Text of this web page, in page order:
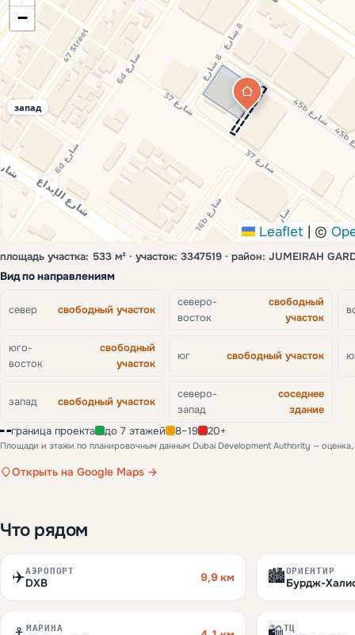
−
Leaflet | ©
юг
запад
площадь участка: 533 м² · участок: 3347519 · район: JUMEIRAH
Вид по направлениям
север свободный участок
северо-
восток
свободный
участок
юго-
восток
свободный
участок
юг свободный участок
запад свободный участок
северо-
запад
соседнее
здание
граница проекта до 7 этажей 8–19 20+
Площади и этажи по планировочным данным Dubai Development Authority — оценка,
Открыть на Google Maps →
Что рядом
✈️АЭРОПОРТ
DXB 9,9 км 🏙️ОРИЕНТИР
Бурдж-
МАРИНА ТЦ